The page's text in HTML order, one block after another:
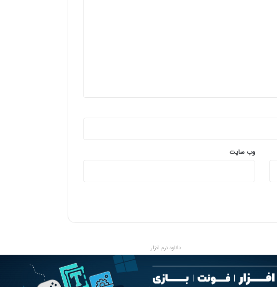
ا
ط
خ
ت
ک
و
ی‌
د
وب‌ سایت
دانلود نرم افزار